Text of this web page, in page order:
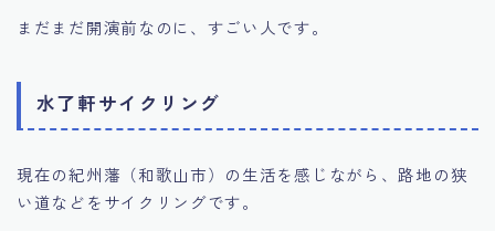
まだまだ開演前なのに、すごい人です。
水了軒サイクリング
現在の紀州藩（和歌山市）の生活を感じながら、路地の狭
い道などをサイクリングです。